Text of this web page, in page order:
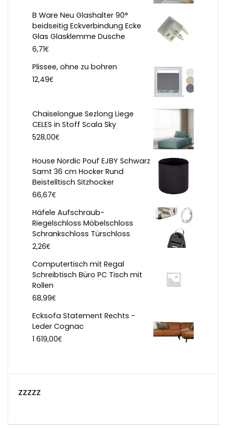
B Ware Neu Glashalter 90°
beidseitig Eckverbindung Ecke
Glas Glasklemme Dusche
6,71€
Plissee, ohne zu bohren
12,49€
Chaiselongue Sezlong Liege
CELES in Stoff Scala Sky
528,00€
House Nordic Pouf EJBY Schwarz
Samt 36 cm Hocker Rund
Beistelltisch Sitzhocker
66,67€
Häfele Aufschraub-
Riegelschloss Möbelschloss
Schrankschloss Türschloss
2,26€
Computertisch mit Regal
Schreibtisch Büro PC Tisch mit
Rollen
68,99€
Ecksofa Statement Rechts -
Leder Cognac
1 619,00€
zzzzz